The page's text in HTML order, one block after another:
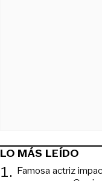
LO MÁS LEÍDO
1. Famosa actriz